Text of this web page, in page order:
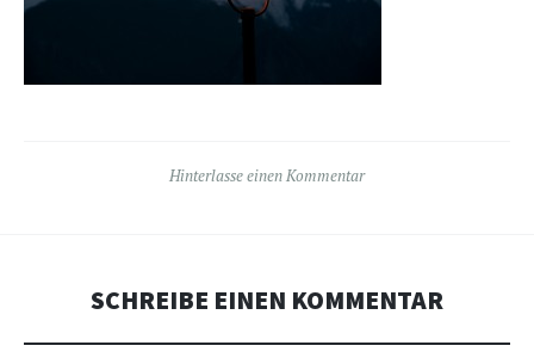
Hinterlasse einen Kommentar
SCHREIBE EINEN KOMMENTAR